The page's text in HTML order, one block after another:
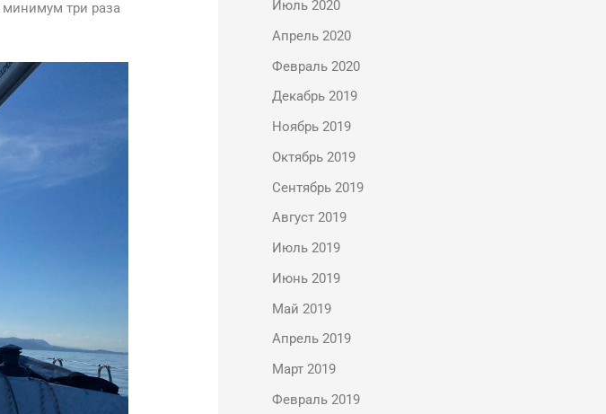
минимум три раза
Июль 2020
Апрель 2020
Февраль 2020
Декабрь 2019
Ноябрь 2019
Октябрь 2019
Сентябрь 2019
Август 2019
Июль 2019
Июнь 2019
Май 2019
Апрель 2019
Март 2019
Февраль 2019